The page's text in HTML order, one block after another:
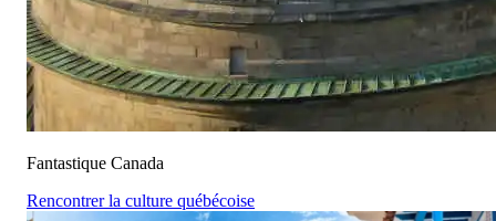
Fantastique Canada
Rencontrer la culture québécoise